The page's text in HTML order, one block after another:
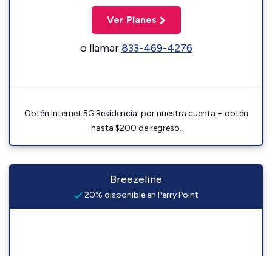
Ver Planes
o llamar833-469-4276
Obtén Internet 5G Residencial por nuestra cuenta + obtén
hasta $200 de regreso.
Breezeline
20% disponible en Perry Point